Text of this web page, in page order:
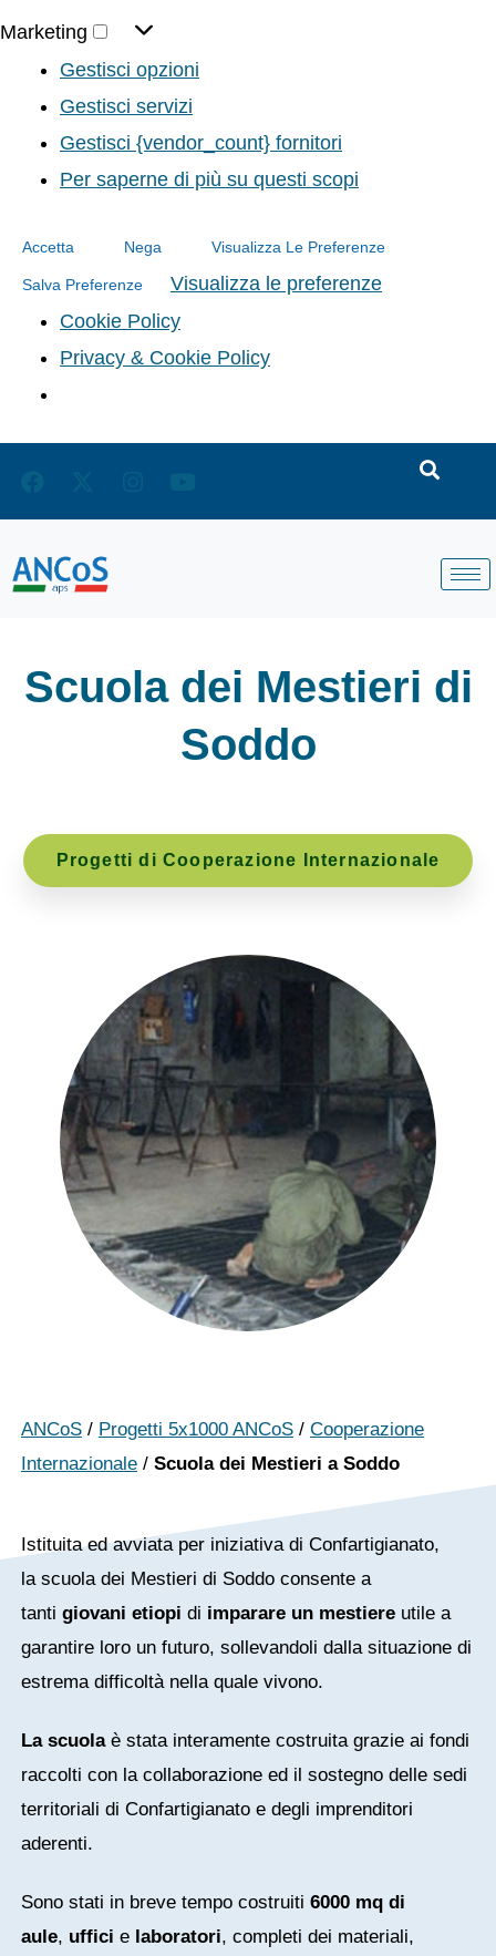
Marketing
Gestisci opzioni
Gestisci servizi
Gestisci {vendor_count} fornitori
Per saperne di più su questi scopi
Accetta Nega Visualizza Le Preferenze
Salva Preferenze
Visualizza le preferenze
Cookie Policy
Privacy & Cookie Policy
Scuola dei Mestieri di
Soddo
Progetti di Cooperazione Internazionale
ANCoS/ Progetti 5x1000 ANCoS/ Cooperazione
Internazionale/ Scuola dei Mestieri a Soddo
Istituita ed avviata per iniziativa di Confartigianato,
la scuola dei Mestieri di Soddo consente a
tanti giovani etiopi di imparare un mestiereutile a
garantire loro un futuro, sollevandoli dalla situazione di
estrema difficoltà nella quale vivono.
La scuolaè stata interamente costruita grazie ai fondi
raccolti con la collaborazione ed il sostegno delle sedi
territoriali di Confartigianato e degli imprenditori
aderenti.
Sono stati in breve tempo costruiti 6000 mq di
aule, uffici e laboratori, completi dei materiali,